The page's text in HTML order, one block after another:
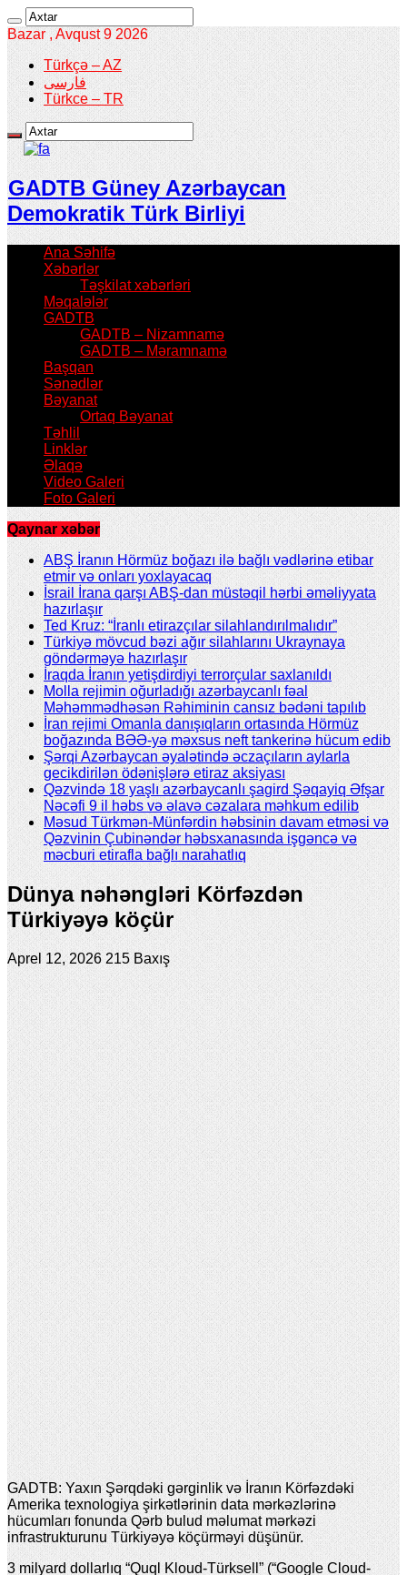
Bazar , Avqust 9 2026
Türkçə – AZ
فارسی
Türkce – TR
GADTB Güney Azərbaycan
Demokratik Türk Birliyi
Ana Səhifə
Xəbərlər
Təşkilat xəbərləri
Məqalələr
GADTB
GADTB – Nizamnamə
GADTB – Məramnamə
Başqan
Sənədlər
Bəyanat
Ortaq Bəyanat
Təhlil
Linklər
Əlaqə
Video Galeri
Foto Galeri
Qaynar xəbər
ABŞ İranın Hörmüz boğazı ilə bağlı vədlərinə etibar
etmir və onları yoxlayacaq
İsrail İrana qarşı ABŞ-dan müstəqil hərbi əməliyyata
hazırlaşır
Ted Kruz: “İranlı etirazçılar silahlandırılmalıdır”
Türkiyə mövcud bəzi ağır silahlarını Ukraynaya
göndərməyə hazırlaşır
İraqda İranın yetişdirdiyi terrorçular saxlanıldı
Molla rejimin oğurladığı azərbaycanlı fəal
Məhəmmədhəsən Rəhiminin cansız bədəni tapılıb
İran rejimi Omanla danışıqların ortasında Hörmüz
boğazında BƏƏ-yə məxsus neft tankerinə hücum edib
Şərqi Azərbaycan əyalətində əczaçıların aylarla
gecikdirilən ödənişlərə etiraz aksiyası
Qəzvində 18 yaşlı azərbaycanlı şagird Şəqayiq Əfşar
Nəcəfi 9 il həbs və əlavə cəzalara məhkum edilib
Məsud Türkmən-Münfərdin həbsinin davam etməsi və
Qəzvinin Çubinəndər həbsxanasında işgəncə və
məcburi etirafla bağlı narahatlıq
Dünya nəhəngləri Körfəzdən
Türkiyəyə köçür
Aprel 12, 2026 215 Baxış
GADTB: Yaxın Şərqdəki gərginlik və İranın Körfəzdəki
Amerika texnologiya şirkətlərinin data mərkəzlərinə
hücumları fonunda Qərb bulud məlumat mərkəzi
infrastrukturunu Türkiyəyə köçürməyi düşünür.
3 milyard dollarlıq “Quql Kloud-Türksell” (“Google Cloud-